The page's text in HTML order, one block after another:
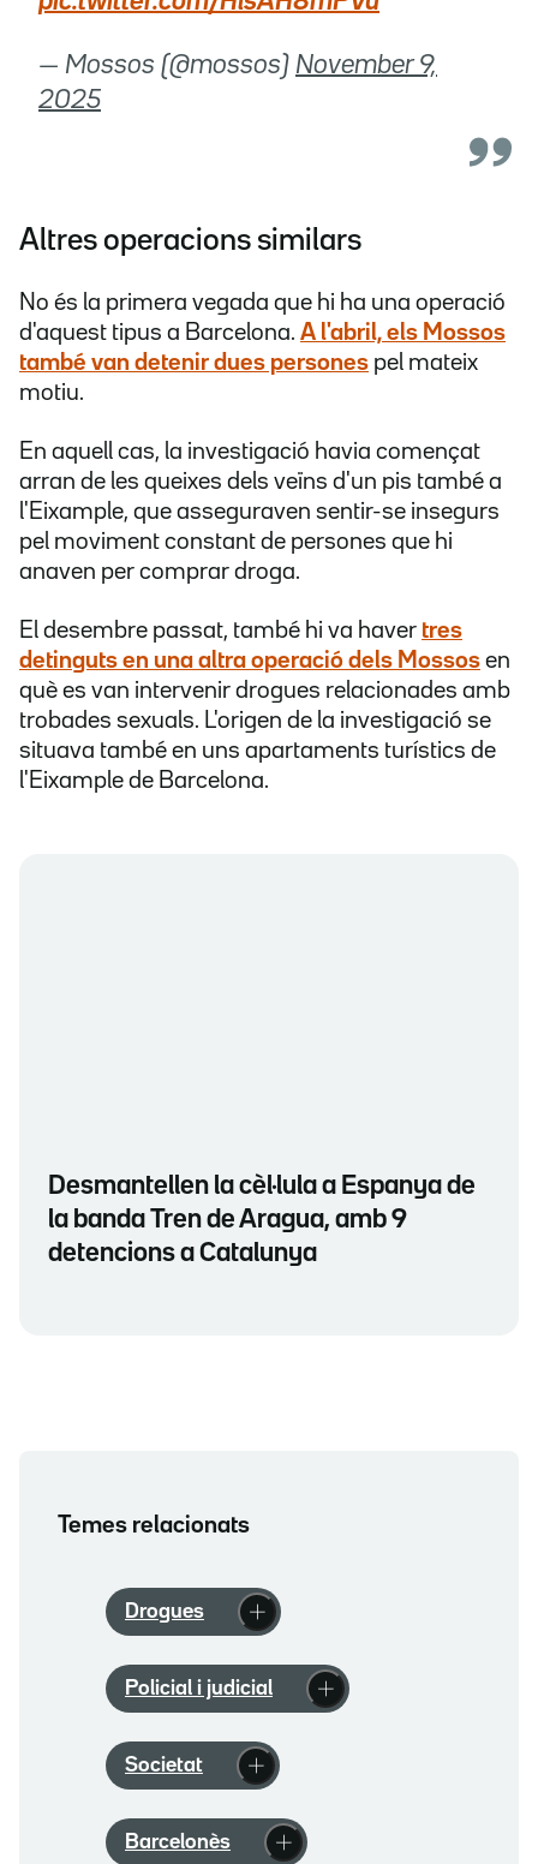
— Mossos (@mossos) November 9,
2025
Altres operacions similars
No és la primera vegada que hi ha una operació
d'aquest tipus a Barcelona. A l'abril, els Mossos
també van detenir dues persones pel mateix
motiu.
En aquell cas, la investigació havia començat
arran de les queixes dels veïns d'un pis també a
l'Eixample, que asseguraven sentir-se insegurs
pel moviment constant de persones que hi
anaven per comprar droga.
El desembre passat, també hi va haver tres
detinguts en una altra operació dels Mossos en
què es van intervenir drogues relacionades amb
trobades sexuals. L'origen de la investigació se
situava també en uns apartaments turístics de
l'Eixample de Barcelona.
Desmantellen la cèl·lula a Espanya de
la banda Tren de Aragua, amb 9
detencions a Catalunya
Temes relacionats
Drogues
Policial i judicial
Societat
Barcelonès